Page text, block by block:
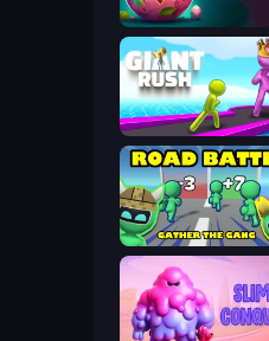
Dino Domination
Giant Rush!